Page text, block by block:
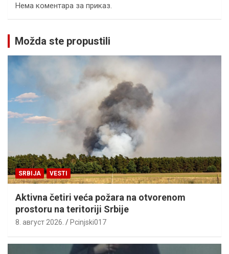
Нема коментара за приказ.
Možda ste propustili
SRBIJA VESTI
Aktivna četiri veća požara na otvorenom
prostoru na teritoriji Srbije
8. август 2026. Pcinjski017